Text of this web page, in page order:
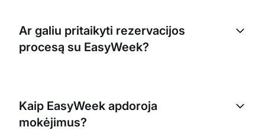
Ar galiu pritaikyti rezervacijos
procesą su EasyWeek?
nustatyti savo rezervavimo taisykles, prieinamumą,
teikiamas paslaugas ir daug daugiau.
Kaip EasyWeek apdoroja
mokėjimus?